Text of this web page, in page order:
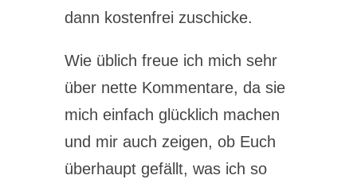
dann kostenfrei zuschicke.
Wie üblich freue ich mich sehr
über nette Kommentare, da sie
mich einfach glücklich machen
und mir auch zeigen, ob Euch
überhaupt gefällt, was ich so